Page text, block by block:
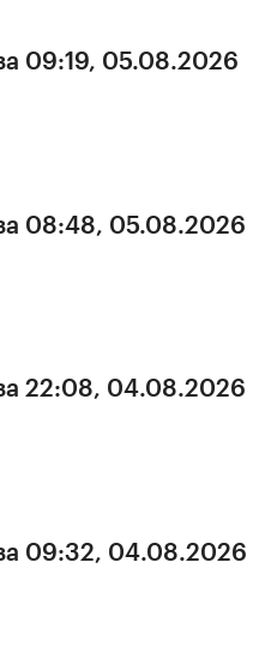
09:19, 05.08.2026
08:48, 05.08.2026
22:08, 04.08.2026
09:32, 04.08.2026